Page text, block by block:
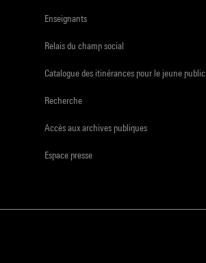
Enseignants
Relais du champ social
Catalogue des itinérances pour le jeune public
Recherche
Accès aux archives publiques
Espace presse